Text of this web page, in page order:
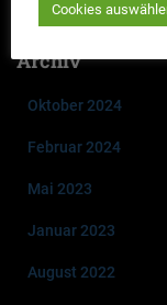
Archiv
Oktober 2024
Februar 2024
Mai 2023
Januar 2023
August 2022
Cookies